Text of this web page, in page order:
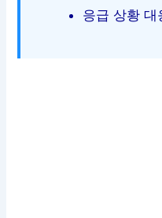
응급 상황 대